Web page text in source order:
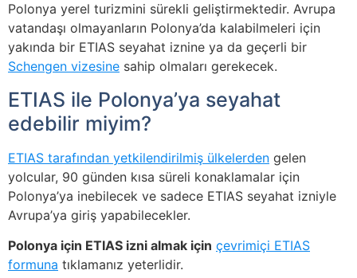
Polonya yerel turizmini sürekli geliştirmektedir. Avrupa
vatandaşı olmayanların Polonya’da kalabilmeleri için
yakında bir ETIAS seyahat iznine ya da geçerli bir
Schengen vizesine sahip olmaları gerekecek.
ETIAS ile Polonya’ya seyahat
edebilir miyim?
ETIAS tarafından yetkilendirilmiş ülkelerden gelen
yolcular, 90 günden kısa süreli konaklamalar için
Polonya’ya inebilecek ve sadece ETIAS seyahat izniyle
Avrupa’ya giriş yapabilecekler.
Polonya için ETIAS izni almak için çevrimiçi ETIAS
formuna tıklamanız yeterlidir.